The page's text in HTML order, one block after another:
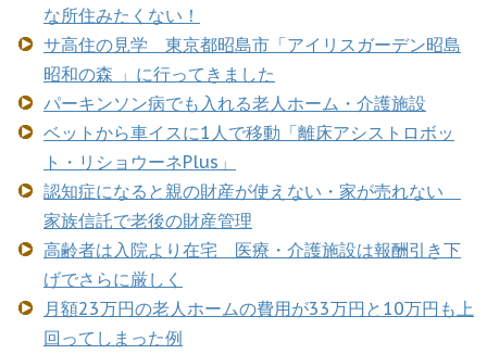
な所住みたくない！
サ高住の見学 東京都昭島市「アイリスガーデン昭島
昭和の森 」に行ってきました
パーキンソン病でも入れる老人ホーム・介護施設
ベットから車イスに1人で移動「離床アシストロボッ
ト・リショウーネPlus」
認知症になると親の財産が使えない・家が売れない
家族信託で老後の財産管理
高齢者は入院より在宅 医療・介護施設は報酬引き下
げでさらに厳しく
月額23万円の老人ホームの費用が33万円と10万円も上
回ってしまった例